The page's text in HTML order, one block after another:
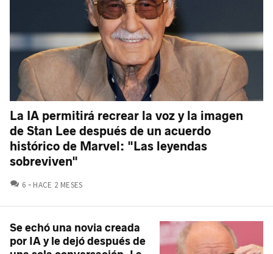
La IA permitirá recrear la voz y la imagen
de Stan Lee después de un acuerdo
histórico de Marvel: "Las leyendas
sobreviven"
6 COMENTARIOS
HACE 2 MESES
Se echó una novia creada
por IA y le dejó después de